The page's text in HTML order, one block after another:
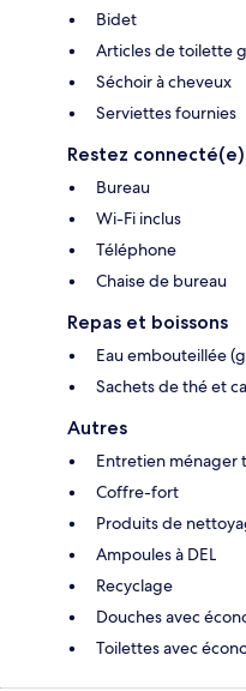
Bidet
Articles de toilette
Séchoir à cheveux
Serviettes fournies
Restez connecté(e)
Bureau
Wi-Fi inclus
Téléphone
Chaise de bureau
Repas et boissons
Eau embouteillée
Sachets de thé et
Autres
Entretien ménager
Coffre-fort
Produits de
Ampoules à DEL
Recyclage
Douches avec
Toilettes avec